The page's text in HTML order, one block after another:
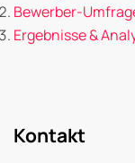
Bewerber-
Ergebnisse &
Kontakt